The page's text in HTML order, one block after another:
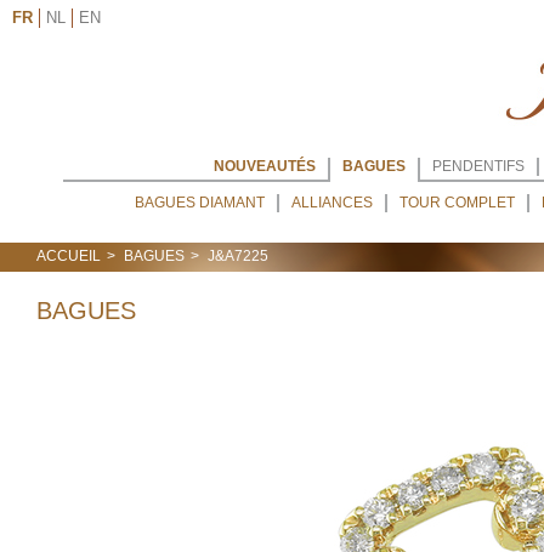
FR NL EN
NOUVEAUTÉS BAGUES
BAGUES DIAMANT ALLIANCES TOUR COMPLET
PENDENTIFS
ACCUEIL BAGUES J&A7225
BAGUES